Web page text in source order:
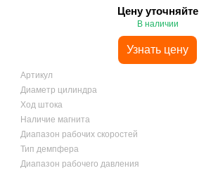
Цену уточняйте
В наличии
Узнать цену
Артикул
Диаметр цилиндра
Ход штока
Наличие магнита
Диапазон рабочих скоростей
Тип демпфера
Диапазон рабочего давления